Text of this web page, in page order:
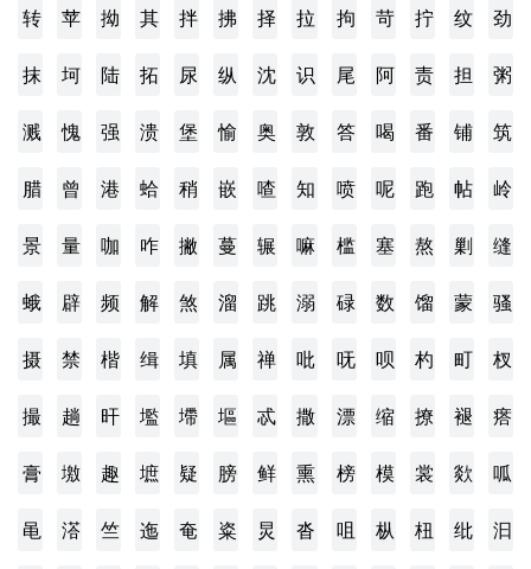
转 苹 拗 其 拌 拂 择 拉 拘 苛 拧 纹 劲
抹 坷 陆 拓 尿 纵 沈 识 尾 阿 责 担 粥
溅 愧 强 溃 堡 愉 奥 敦 答 喝 番 铺 筑
腊 曾 港 蛤 稍 嵌 喳 知 喷 呢 跑 帖 岭
景 量 咖 咋 撇 蔓 辗 嘛 槛 塞 熬 剿 缝
蛾 辟 频 解 煞 溜 跳 溺 碌 数 馏 蒙 骚
摄 禁 楷 缉 填 属 禅 吡 呒 呗 杓 町 杈
撮 趟 旰 壏 墆 塸 忒 撒 漂 缩 撩 褪 瘩
膏 墽 趣 墌 疑 膀 鲜 熏 榜 模 裳 欻 呱
黾 溚 竺 迤 奄 粢 炅 沓 咀 枞 杻 纰 汩